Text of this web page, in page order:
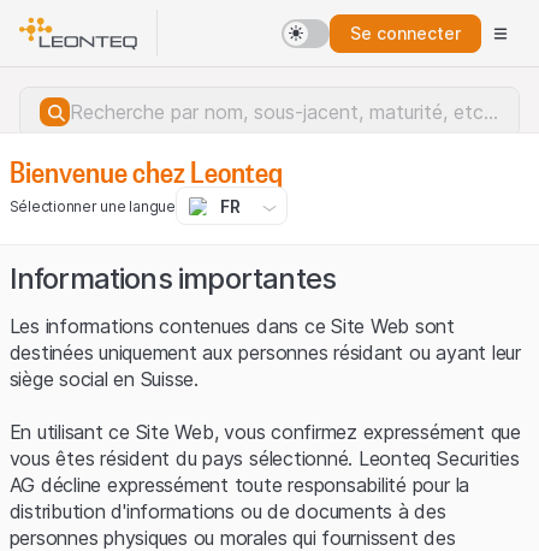
Se connecter
Erreur du serveur.
Bienvenue chez Leonteq
Sélectionner une langue FR
Informations importantes
Les informations contenues dans ce Site Web sont
destinées uniquement aux personnes résidant ou ayant leur
siège social en Suisse.
En utilisant ce Site Web, vous confirmez expressément que
vous êtes résident du pays sélectionné. Leonteq Securities
AG décline expressément toute responsabilité pour la
distribution d'informations ou de documents à des
personnes physiques ou morales qui fournissent des